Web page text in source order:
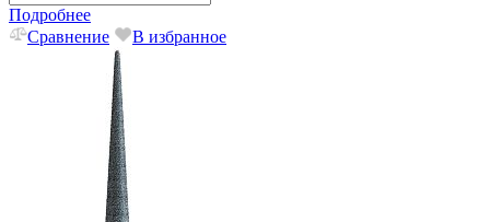
Подробнее
Сравнение
В избранное